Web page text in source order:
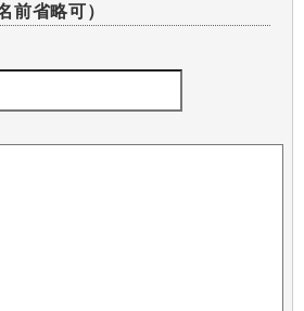
前省略可）